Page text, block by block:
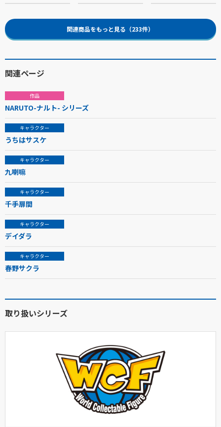
関連商品をもっと見る（233件）
関連ページ
作品
NARUTO-ナルト- シリーズ
キャラクター
うちはサスケ
キャラクター
九喇嘛
キャラクター
千手扉間
キャラクター
デイダラ
キャラクター
春野サクラ
取り扱いシリーズ